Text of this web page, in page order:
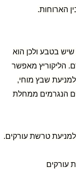
שיש בטבע ולכן הוא
הליקוריץ מאפשר
שבץ מוחי,
הנגרמים ממחלת
טרשת עורקים.
עורקים